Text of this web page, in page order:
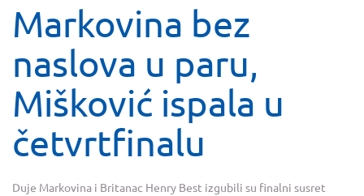
Markovina bez
naslova u paru,
Mišković ispala u
četvrtfinalu
Duje Markovina i Britanac Henry Best izgubili su finalni susret